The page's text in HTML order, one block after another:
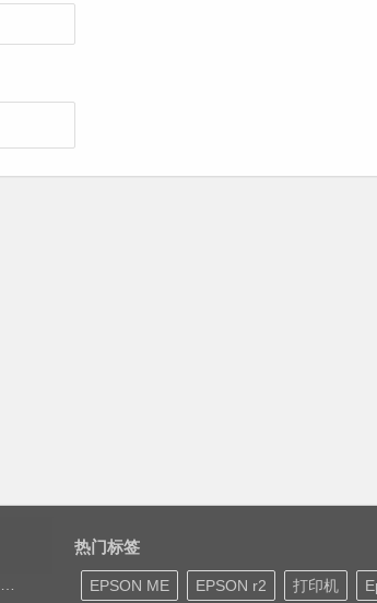
热门标签
EPSON ME EPSON r2 打印机